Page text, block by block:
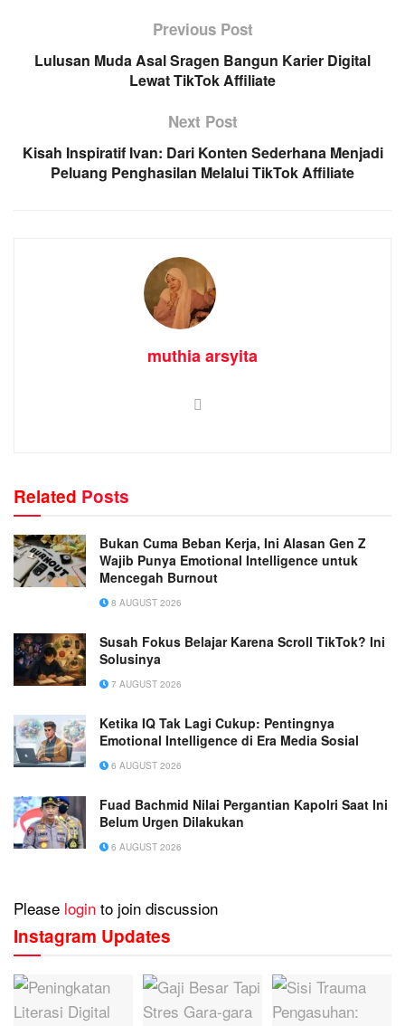
Previous Post
Lulusan Muda Asal Sragen Bangun Karier Digital
Lewat TikTok Affiliate
Next Post
Kisah Inspiratif Ivan: Dari Konten Sederhana Menjadi
Peluang Penghasilan Melalui TikTok Affiliate
muthia arsyita
Related Posts
Bukan Cuma Beban Kerja, Ini Alasan Gen Z
Wajib Punya Emotional Intelligence untuk
Mencegah Burnout
8 AUGUST 2026
Susah Fokus Belajar Karena Scroll TikTok? Ini
Solusinya
7 AUGUST 2026
Ketika IQ Tak Lagi Cukup: Pentingnya
Emotional Intelligence di Era Media Sosial
6 AUGUST 2026
Fuad Bachmid Nilai Pergantian Kapolri Saat Ini
Belum Urgen Dilakukan
6 AUGUST 2026
Please login to join discussion
Instagram Updates